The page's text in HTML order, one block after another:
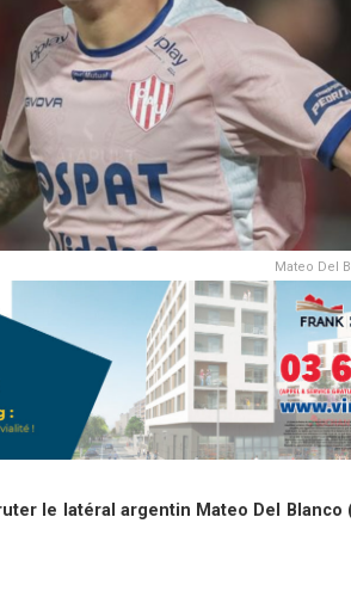
Mateo Del
le latéral argentin Mateo Del Blanco